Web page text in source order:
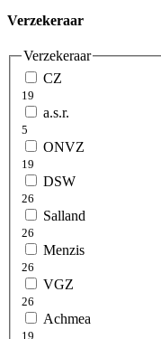
Verzekeraar
Verzekeraar
CZ
19
a.s.r.
5
ONVZ
19
DSW
26
Salland
26
Menzis
26
VGZ
26
Achmea
19